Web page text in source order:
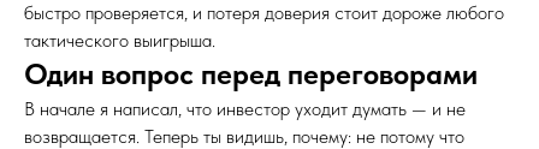
быстро проверяется, и потеря доверия стоит дороже любого
тактического выигрыша.
Один вопрос перед переговорами
В начале я написал, что инвестор уходит думать — и не
возвращается. Теперь ты видишь, почему: не потому что